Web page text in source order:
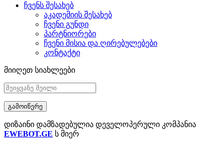
ჩვენს შესახებ
აკადემიის შესახებ
ჩვენი გუნდი
პარტნიორები
ჩვენი მისია და ღირებულებები
კონტაქტი
მიიღეთ სიახლეები
დიზაინი დამზადებულია დეველოპერული კომპანია
EWEBOT.GE ს მიერ